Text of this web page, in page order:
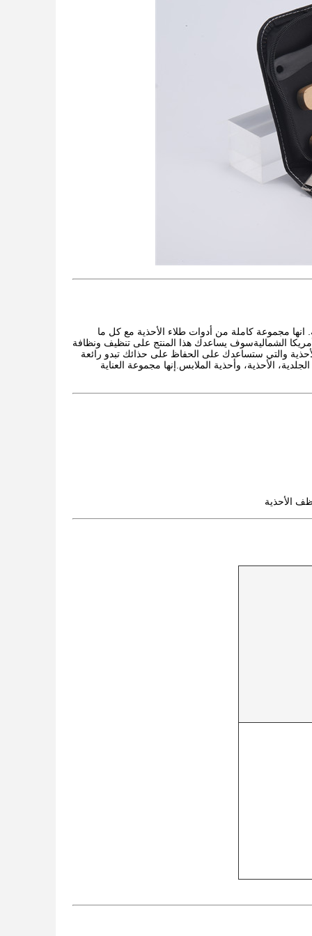
انها مجموعة كاملة من أدوات طلاء الأحذية مع كل ما
الشماليةسوف يساعدك هذا المنتج على تنظيف ونظافة
والتي ستساعدك على الحفاظ على حذائك تبدو رائعة
الأحذية، وأحذية الملابس.إنها مجموعة العناية
الأحذية